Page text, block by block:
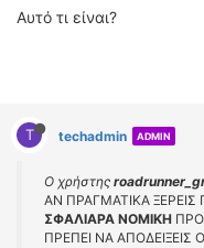
Αυτό τι είναι?
T techadmin ADMIN
Ο χρήστης
ΑΝ ΠΡΑΓΜΑΤΙΚΑ ΞΕΡΕΙΣ
ΣΦΑΛΙΑΡΑ ΝΟΜΙΚΗ
ΠΡΕΠΕΙ ΝΑ ΑΠΟΔΕΙΞΕΙΣ